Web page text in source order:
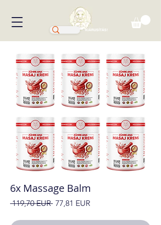
KIÁRUSÍTÁS!
6x Massage Balm
119,70 EUR Szokásos
77,81 EURAkciós